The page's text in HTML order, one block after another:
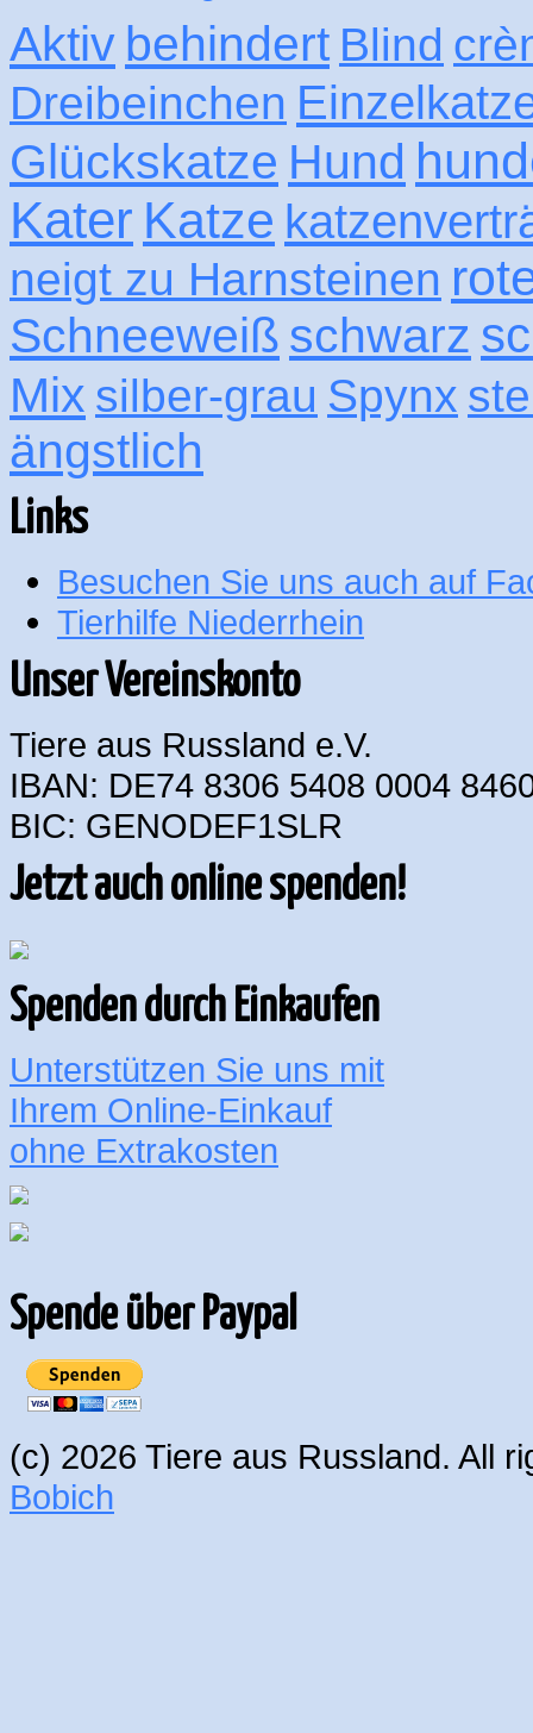
Aktiv behindert Blind
Dreibeinchen
Glückskatze Hund
Kater Katze
neigt zu Harnsteinen
Schneeweiß schwarz
Mix silber-grau Spynx
ängstlich
Links
Besuchen Sie uns auch auf
Tierhilfe Niederrhein
Unser Vereinskonto
Tiere aus Russland e.V.
IBAN: DE74 8306 5408 0004
BIC: GENODEF1SLR
Jetzt auch online spenden!
Spenden durch Einkaufen
Unterstützen Sie uns mit
Ihrem Online-Einkauf
ohne Extrakosten
Spende über Paypal
(c) 2026 Tiere aus Russland. All
Bobich